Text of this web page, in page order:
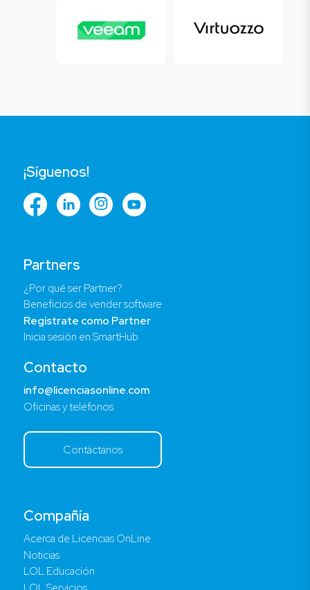
Compañía
Acerca de Licencias OnLine
Noticias
LOL Educación
Partners
¿Por qué ser Partner?
Beneficios de vender software
Regístrate como Partner
Inicia sesión en SmartHub
Contacto
info@licenciasonline.com
Oficinas y teléfonos
Contáctanos
¡Síguenos!